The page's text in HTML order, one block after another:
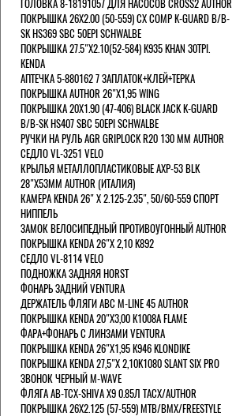
ГОЛОВКА 8-18191057 ДЛЯ НАСОСОВ CROSS2 AUTHOR
ПОКРЫШКА 26X2.00 (50-559) CX COMP K-GUARD B/B-
SK HS369 SBC 50EPI SCHWALBE
ПОКРЫШКА 27.5"Х2.10(52-584) K935 KHAN 30TPI.
KENDA
АПТЕЧКА 5-880162 7 ЗАПЛАТОК+КЛЕЙ+ТЕРКА
ПОКРЫШКА AUTHOR 26"Х1,95 WING
ПОКРЫШКА 20X1.90 (47-406) BLACK JACK K-GUARD
B/B-SK HS407 SBC 50EPI SCHWALBE
РУЧКИ НА РУЛЬ AGR GRIPLOCK R20 130 ММ AUTHOR
СЕДЛО VL-3251 VELO
КРЫЛЬЯ МЕТАЛЛОПЛАСТИКОВЫЕ AXP-53 BLK
28"Х53ММ AUTHOR (ИТАЛИЯ)
КАМЕРА KENDA 26" Х 2.125-2.35", 50/60-559 СПОРТ
НИППЕЛЬ
ЗАМОК ВЕЛОСИПЕДНЫЙ ПРОТИВОУГОННЫЙ AUTHOR
ПОКРЫШКА KENDA 26"Х 2,10 K892
СЕДЛО VL-8114 VELO
ПОДНОЖКА ЗАДНЯЯ HORST
ФОНАРЬ ЗАДНИЙ VENTURA
ДЕРЖАТЕЛЬ ФЛЯГИ АВС M-LINE 45 AUTHOR
ПОКРЫШКА KENDA 20"Х3,00 K1008A FLAME
ФАРА+ФОНАРЬ С ЛИНЗАМИ VENTURA
ПОКРЫШКА KENDA 26"Х1,95 K946 KLONDIKE
ПОКРЫШКА KENDA 27,5"Х 2,10K1080 SLANT SIX PRO
ЗВОНОК ЧЕРНЫЙ M-WAVE
ФЛЯГА AB-TCX-SHIVA X9 0.85Л TACX/AUTHOR
ПОКРЫШКА 26X2.125 (57-559) MTB/BMX/FREESTYLE